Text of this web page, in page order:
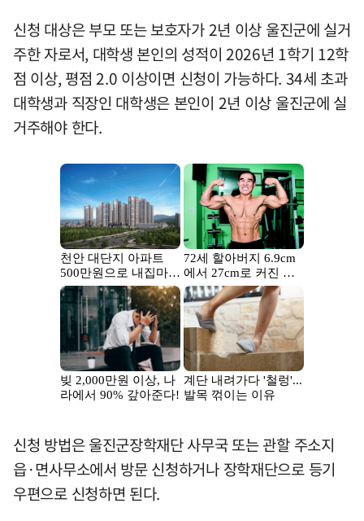
신청 대상은 부모 또는 보호자가 2년 이상 울진군에 실거
주한 자로서, 대학생 본인의 성적이 2026년 1학기 12학
점 이상, 평점 2.0 이상이면 신청이 가능하다. 34세 초과
대학생과 직장인 대학생은 본인이 2년 이상 울진군에 실
거주해야 한다.
신청 방법은 울진군장학재단 사무국 또는 관할 주소지
읍·면사무소에서 방문 신청하거나 장학재단으로 등기
우편으로 신청하면 된다.